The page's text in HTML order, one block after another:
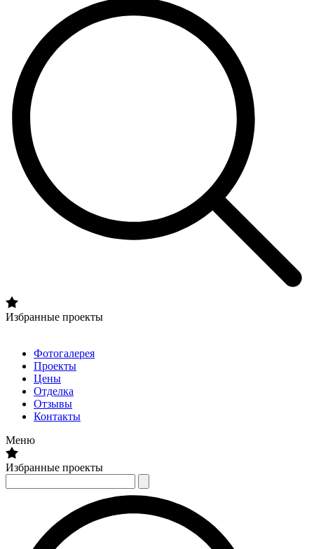
Избранные проекты
Фотогалерея
Проекты
Цены
Отделка
Отзывы
Контакты
Меню
Избранные проекты